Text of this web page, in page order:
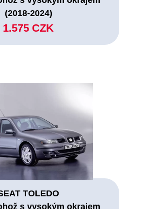
(2018-2024)
1.575 CZK
TOLEDO
s vysokým okrajem